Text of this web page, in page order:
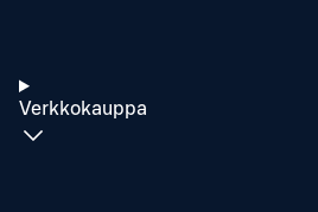
Verkkokauppa